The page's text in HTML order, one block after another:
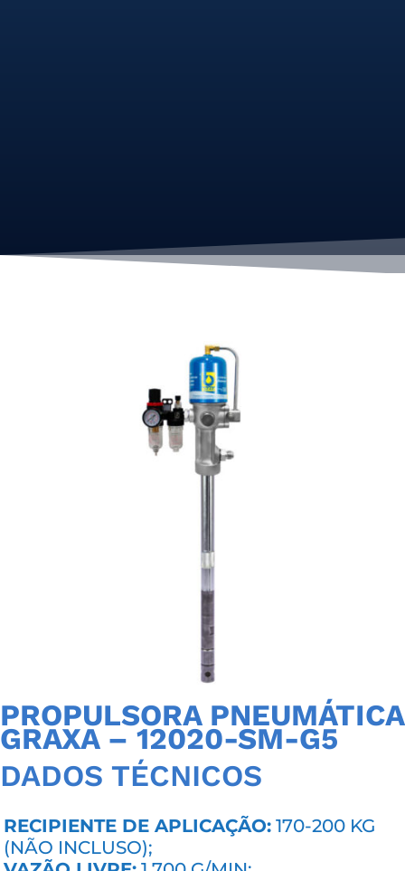
PROPULSORA PNEUMÁTICA
GRAXA – 12020-SM-G5
DADOS TÉCNICOS
RECIPIENTE DE APLICAÇÃO: 170-200 KG
(NÃO INCLUSO);